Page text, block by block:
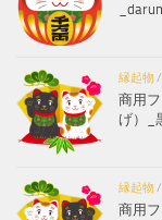
縁起物/
商用
げ）_
縁起物/
商用